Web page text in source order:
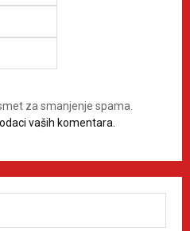
za smanjenje spama.
vaših komentara.